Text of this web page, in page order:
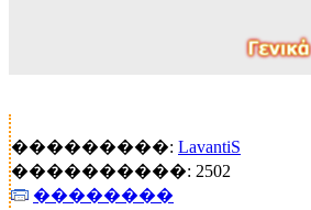
���������: LavantiS
����������: 2502
��������